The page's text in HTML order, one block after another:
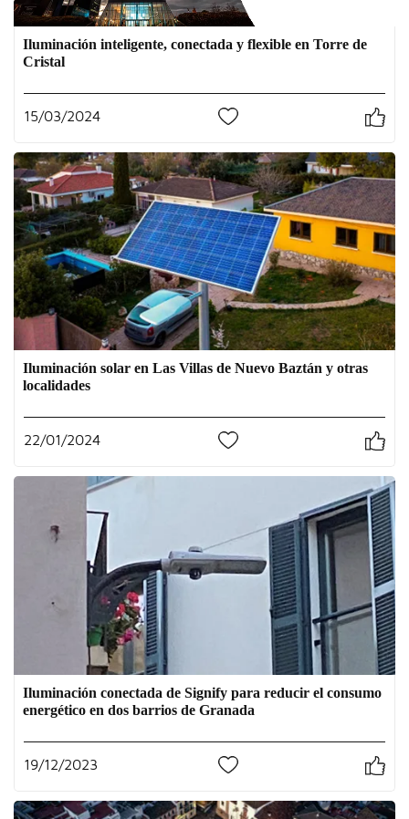
Iluminación inteligente, conectada y flexible en Torre de
Cristal
15/03/2024
Iluminación solar en Las Villas de Nuevo Baztán y otras
localidades
22/01/2024
Iluminación conectada de Signify para reducir el consumo
energético en dos barrios de Granada
19/12/2023